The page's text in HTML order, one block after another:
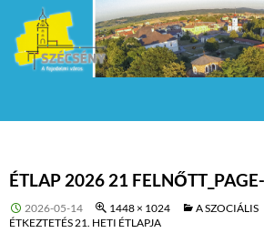
ÉTLAP 2026 21
2026-05-14 1448 × 1024
A SZOCIÁLIS
ÉTKEZTETÉS 21. HETI ÉTLAPJA